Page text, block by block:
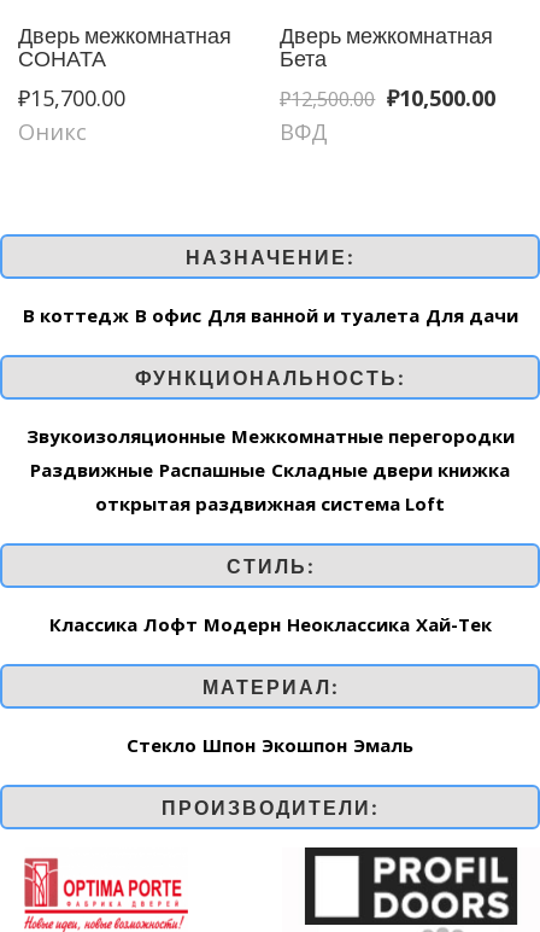
Дверь межкомнатная
СОНАТА
₽15,700.00
Оникс
Дверь межкомнатная
Бета
₽12,500.00 ₽10,500.00
ВФД
НАЗНАЧЕНИЕ:
В коттедж В офис Для ванной и туалета Для дачи
ФУНКЦИОНАЛЬНОСТЬ:
Звукоизоляционные Межкомнатные перегородки
Раздвижные Распашные Складные двери книжка
открытая раздвижная система Loft
СТИЛЬ:
Классика Лофт Модерн Неоклассика Хай-Тек
МАТЕРИАЛ:
Стекло Шпон Экошпон Эмаль
ПРОИЗВОДИТЕЛИ: